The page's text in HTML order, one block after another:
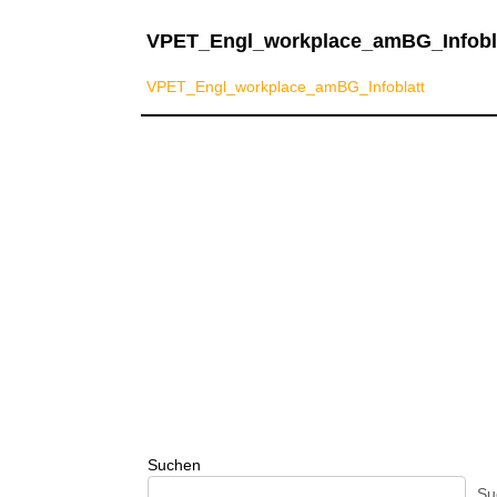
VPET_Engl_workplace_amBG_Infoblatt
Suchen